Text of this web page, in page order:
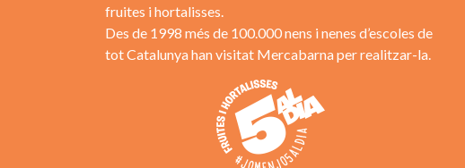
fruites i hortalisses.
Des de 1998 més de 100.000 nens i nenes d’escoles de
tot Catalunya han visitat Mercabarna per realitzar-la.